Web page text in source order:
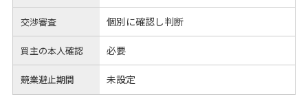
交渉審査 個別に確認し判断
買主の本人確認 必要
競業避止期間 未設定